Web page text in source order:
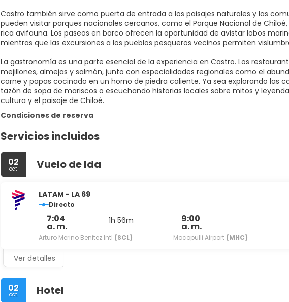
Castro también sirve como puerta de entrada a los paisajes naturales y las
pueden visitar parques nacionales cercanos, como el Parque Nacional de
rica avifauna. Los paseos en barco ofrecen la oportunidad de avistar lobos
mientras que las excursiones a los pueblos pesqueros vecinos permiten
La gastronomía es una parte esencial de la experiencia en Castro. Los
mejillones, almejas y salmón, junto con especialidades regionales como el
carne y papas cocinado en un horno de piedra caliente. Ya sea explorando las
tazón de sopa de mariscos o escuchando historias locales sobre mitos y
cultura y el paisaje de Chiloé.
Condiciones de reserva
Servicios incluidos
02
oct Vuelo de Ida
LATAM - LA 69
Directo
7:04
a. m.
Arturo Merino Benitez Intl (SCL)
1h 56m 9:00
a. m.
Mocopulli Airport (MHC)
Ver detalles
02
oct Hotel